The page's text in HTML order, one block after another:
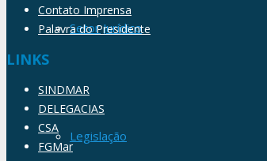
Setor Jurídico
Legislação
Contato Imprensa
Palavra do Presidente
LINKS
SINDMAR
DELEGACIAS
CSA
FGMar